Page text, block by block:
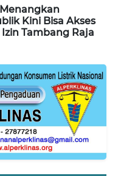
Kini Bisa Akses
Tambang Raja